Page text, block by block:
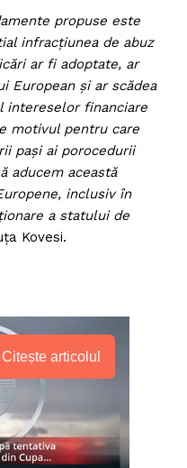
propuse este
infracţiunea de abuz
ar fi adoptate, ar
European şi ar scădea
intereselor financiare
motivul pentru care
paşi ai porocedurii
aducem această
inclusiv în
a statului de
Kovesi.
Citește articolul